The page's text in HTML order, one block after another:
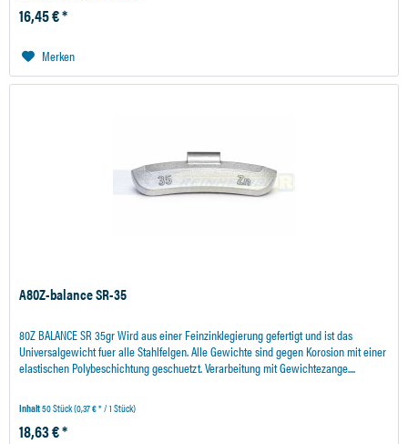
16,45 € *
Merken
A80Z-balance SR-35
80Z BALANCE SR 35gr Wird aus einer Feinzinklegierung gefertigt und ist das
Universalgewicht fuer alle Stahlfelgen. Alle Gewichte sind gegen Korosion mit einer
elastischen Polybeschichtung geschuetzt. Verarbeitung mit Gewichtezange....
Inhalt50 Stück(0,37 € * / 1 Stück)
18,63 € *